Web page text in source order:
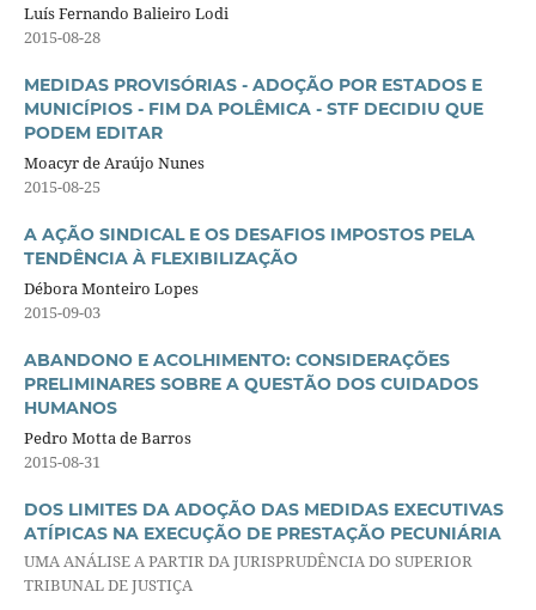
Luís Fernando Balieiro Lodi
2015-08-28
MEDIDAS PROVISÓRIAS - ADOÇÃO POR ESTADOS E
MUNICÍPIOS - FIM DA POLÊMICA - STF DECIDIU QUE
PODEM EDITAR
Moacyr de Araújo Nunes
2015-08-25
A AÇÃO SINDICAL E OS DESAFIOS IMPOSTOS PELA
TENDÊNCIA À FLEXIBILIZAÇÃO
Débora Monteiro Lopes
2015-09-03
ABANDONO E ACOLHIMENTO: CONSIDERAÇÕES
PRELIMINARES SOBRE A QUESTÃO DOS CUIDADOS
HUMANOS
Pedro Motta de Barros
2015-08-31
DOS LIMITES DA ADOÇÃO DAS MEDIDAS EXECUTIVAS
ATÍPICAS NA EXECUÇÃO DE PRESTAÇÃO PECUNIÁRIA
UMA ANÁLISE A PARTIR DA JURISPRUDÊNCIA DO SUPERIOR
TRIBUNAL DE JUSTIÇA